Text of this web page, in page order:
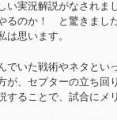
い実況解説がなされま
るのか！ と驚きまし
は思います。
でいた戦術やネタとい
が、セプターの立ち回
することで、試合にメ